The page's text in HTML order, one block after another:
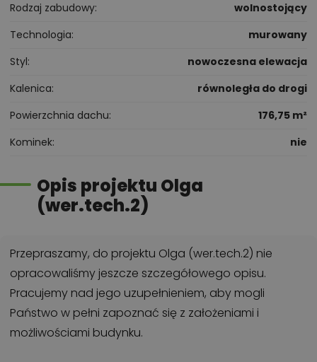
Rodzaj zabudowy
wolnostojący
Technologia
murowany
Styl
nowoczesna elewacja
Kalenica
równoległa do drogi
Powierzchnia dachu
176,75 m²
Kominek
nie
Opis projektu Olga
(wer.tech.2)
Przepraszamy, do projektu Olga (wer.tech.2) nie
opracowaliśmy jeszcze szczegółowego opisu.
Pracujemy nad jego uzupełnieniem, aby mogli
Państwo w pełni zapoznać się z założeniami i
możliwościami budynku.